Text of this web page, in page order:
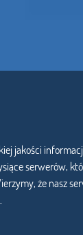
jakości
serwerów,
że nasz